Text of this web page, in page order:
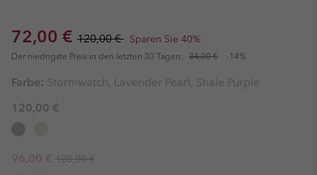
Sale price:
72,00 € Regular price:
120,00 € Sparen Sie 40%
Der niedrigste Preis in den letzten 30 Tagen: 84,00 € -14%
Farbe: Stormwatch, Lavender Pearl, Shale Purple
120,00 €
Sale price:
96,00 € Regular price:
120,00 €